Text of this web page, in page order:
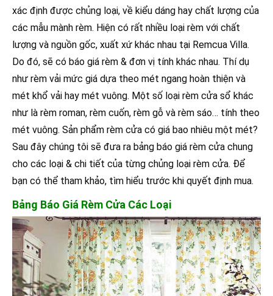
xác định được chủng loại, về kiểu dáng hay chất lượng của
các mẫu mành rèm. Hiện có rất nhiều loại rèm với chất
lượng và nguồn gốc, xuất xứ khác nhau tại Remcua Villa.
Do đó, sẽ có báo giá rèm & đơn vị tính khác nhau. Thí dụ
như rèm vải mức giá dựa theo mét ngang hoàn thiện và
mét khổ vải hay mét vuông. Một số loại rèm cửa sổ khác
như là rèm roman, rèm cuốn, rèm gỗ và rèm sáo… tính theo
mét vuông. Sản phẩm rèm cửa có giá bao nhiêu một mét?
Sau đây chúng tôi sẽ đưa ra bảng báo giá rèm cửa chung
cho các loại & chi tiết của từng chủng loại rèm cửa. Để
bạn có thể tham khảo, tìm hiểu trước khi quyết định mua.
Bảng Báo Giá Rèm Cửa Các Loại